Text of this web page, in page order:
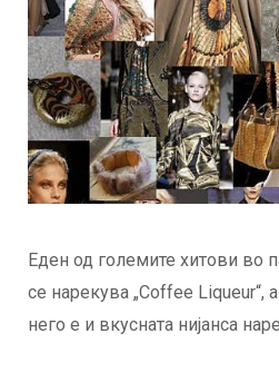
Еден од големите хитови во
се нарекува „Coffee Liqueur“,
него е и вкусната нијанса